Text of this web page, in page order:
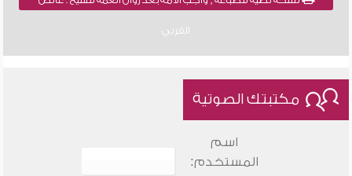
القرني
مكتبتك الصوتية
اسم
المستخدم: